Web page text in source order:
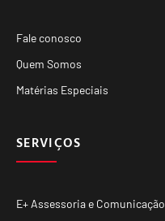
Fale conosco
Quem Somos
Matérias Especiais
SERVIÇOS
E+ Assessoria e Comunicação